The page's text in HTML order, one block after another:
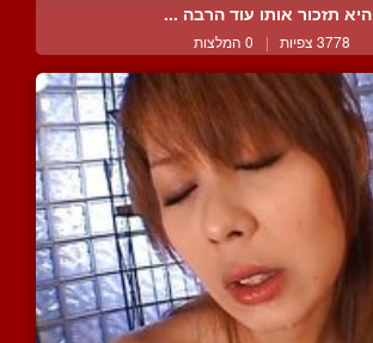
היא תזכור אותו עוד הרבה ...
3778 צפיות | 0 המלצות